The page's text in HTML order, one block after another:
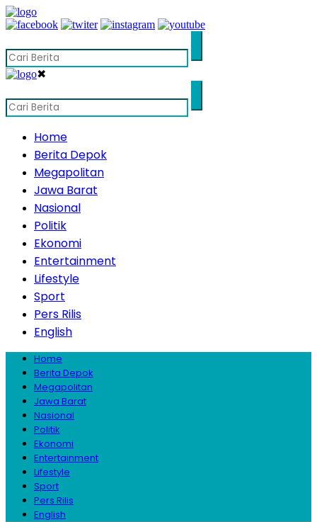
✖
Home
Berita Depok
Megapolitan
Jawa Barat
Nasional
Politik
Ekonomi
Entertainment
Lifestyle
Sport
Pers Rilis
English
Home
Berita Depok
Megapolitan
Jawa Barat
Nasional
Politik
Ekonomi
Entertainment
Lifestyle
Sport
Pers Rilis
English